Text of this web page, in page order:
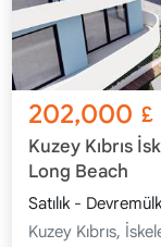
202,000 £
Kuzey Kıbrıs
Long Beach
Satılık - Devremülk
Kuzey Kıbrıs,